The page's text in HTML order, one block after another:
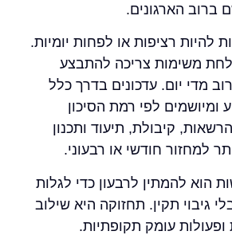
ברוב הארגונים.
להיות רציפות או לפחות יומיות.
משימות צריכה להתבצע
מדי יום. עדכונים בדרך כלל
ומיושמים לפי רמת הסיכון
קיבולת, תיעוד ותכנון
למחזור חודשי או רבעוני.
הוא להמתין לרבעון כדי לגלות
גיבוי תקין. תחזוקה היא שילוב
עומק תקופתיות.